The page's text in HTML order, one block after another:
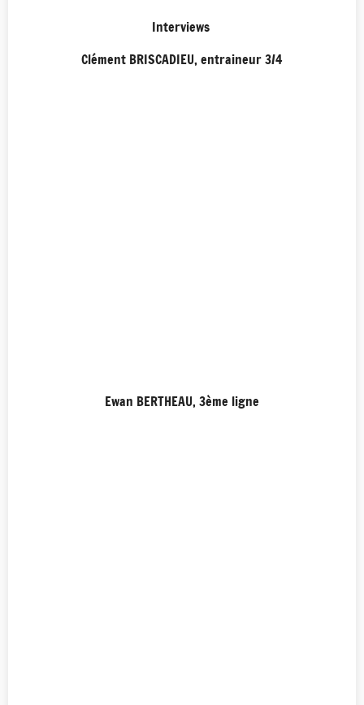
Interviews
Clément BRISCADIEU, entraineur 3/4
Ewan BERTHEAU, 3ème ligne